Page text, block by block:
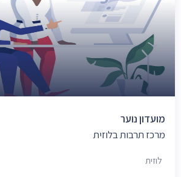
מועדון נוער
מרכז תרבות בלוזית
לוזית